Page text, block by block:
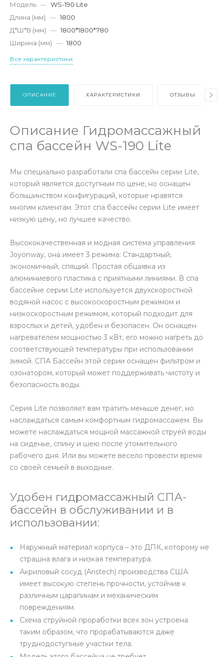
Модель — WS-190 Lite
Длина (мм) — 1800
Д*Ш*В (мм) — 1800*1800*780
Ширина (мм) — 1800
Все характеристики
ОПИСАНИЕ ХАРАКТЕРИСТИКИ ОТЗЫВЫ
Описание Гидромассажный
спа бассейн WS-190 Lite
Мы специально разработали спа бассейн серии Lite,
который является доступным по цене, но оснащен
большинством конфигураций, которые нравятся
многим клиентам. Этот спа бассейн серии Lite имеет
низкую цену, но лучшее качество.
Высококачественная и модная система управления
Joyonway, она имеет 3 режима: Стандартный,
экономичный, спящий. Простая обшивка из
алюминиевого пластика с приятными линиями. В спа
бассейне серии Lite используется двухскоростной
водяной насос с высокоскоростным режимом и
низкоскоростным режимом, который подходит для
взрослых и детей, удобен и безопасен. Он оснащен
нагревателем мощностью 3 кВт, его можно нагреть до
соответствующей температуры при использовании
зимой. СПА Бассейн этой серии оснащен фильтром и
озонатором, который может поддерживать чистоту и
безопасность воды.
Серия Lite позволяет вам тратить меньше денег, но
наслаждаться самым комфортным гидромассажем. Вы
можете наслаждаться мощной массажной струей воды
на сиденье, спину и шею после утомительного
рабочего дня. Или вы можете весело провести время
со своей семьей в выходные.
Удобен гидромассажный СПА-
бассейн в обслуживании и в
использовании:
Наружный материал корпуса – это ДПК, которому не
страшна влага и низкая температура.
Акриловый сосуд (Aristech) производства США
имеет высокую степень прочности, устойчив к
различным царапинам и механическим
повреждениям.
Схема струйной проработки всех зон устроена
таким образом, что прорабатываются даже
труднодоступные участки тела.